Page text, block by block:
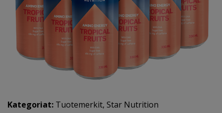
Kategoriat: Tuotemerkit, Star Nutrition